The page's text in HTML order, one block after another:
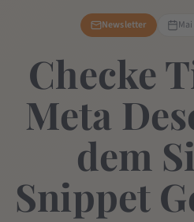
Newsletter
Checke
Meta
dem
Snippet